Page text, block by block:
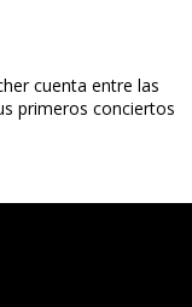
cuenta entre las
primeros conciertos